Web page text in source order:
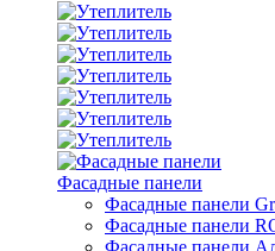
Фасадные панели
Фасадные панели
Фасадные панели
Фасадные панели